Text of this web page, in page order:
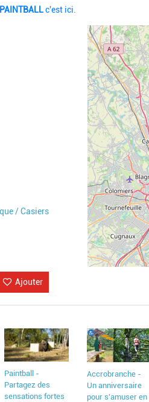
c'est ici.
/ Casiers
Geolocalisation
Ajouter
Paintball -
Partagez des
sensations fortes
Accrobranche -
Un anniversaire
pour s'amuser en